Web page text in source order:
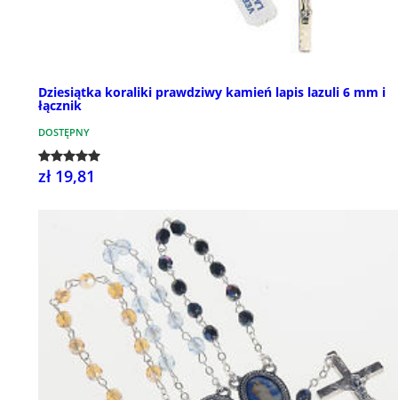
Dziesiątka koraliki prawdziwy kamień lapis lazuli 6 mm i
łącznik
DOSTĘPNY
zł 19,81